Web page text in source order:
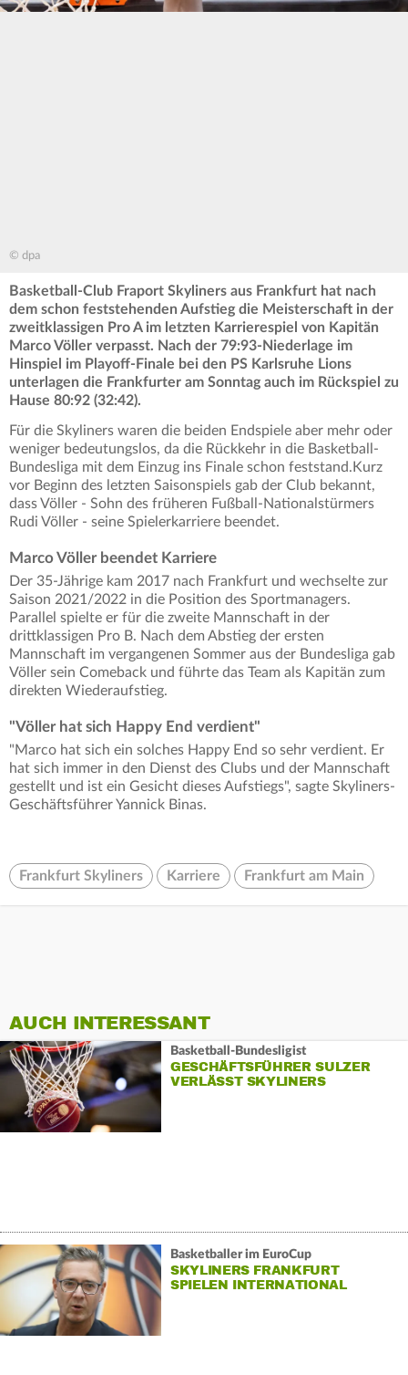
© dpa
Basketball-Club Fraport Skyliners aus Frankfurt hat nach
dem schon feststehenden Aufstieg die Meisterschaft in der
zweitklassigen Pro A im letzten Karrierespiel von Kapitän
Marco Völler verpasst. Nach der 79:93-Niederlage im
Hinspiel im Playoff-Finale bei den PS Karlsruhe Lions
unterlagen die Frankfurter am Sonntag auch im Rückspiel zu
Hause 80:92 (32:42).
Für die Skyliners waren die beiden Endspiele aber mehr oder
weniger bedeutungslos, da die Rückkehr in die Basketball-
Bundesliga mit dem Einzug ins Finale schon feststand.Kurz
vor Beginn des letzten Saisonspiels gab der Club bekannt,
dass Völler - Sohn des früheren Fußball-Nationalstürmers
Rudi Völler - seine Spielerkarriere beendet.
Marco Völler beendet Karriere
Der 35-Jährige kam 2017 nach Frankfurt und wechselte zur
Saison 2021/2022 in die Position des Sportmanagers.
Parallel spielte er für die zweite Mannschaft in der
drittklassigen Pro B. Nach dem Abstieg der ersten
Mannschaft im vergangenen Sommer aus der Bundesliga gab
Völler sein Comeback und führte das Team als Kapitän zum
direkten Wiederaufstieg.
"Völler hat sich Happy End verdient"
"Marco hat sich ein solches Happy End so sehr verdient. Er
hat sich immer in den Dienst des Clubs und der Mannschaft
gestellt und ist ein Gesicht dieses Aufstiegs", sagte Skyliners-
Geschäftsführer Yannick Binas.
Frankfurt Skyliners Karriere Frankfurt am Main
AUCH INTERESSANT
Basketball-Bundesligist
GESCHÄFTSFÜHRER SULZER
VERLÄSST SKYLINERS
Basketballer im EuroCup
SKYLINERS FRANKFURT
SPIELEN INTERNATIONAL